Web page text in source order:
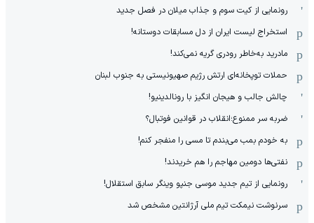
رونمایی از کیت سوم و جذاب میلان در فصل جدید
استخراج لیست ایران از دل مسابقات دوستانه!
مادرید به‌خاطر رودری گریه نمی‌کند!
حملات توپخانه‌ای ارتش رژیم صهیونیستی به جنوب لبنان
چالش جالب و هیجان انگیز با رونالدینیو!
ضربه سر ممنوع؛انقلاب در قوانین فوتبال؟
به خودم بمب می‌بندم تا مسی را منفجر کنم!
نفتی‌ها دومین مهاجم را هم خریدند!
رونمایی از تیم جدید موسی جنپو وینگر سابق استقلال!
سرنوشت نیمکت تیم ملی آرژانتین مشخص شد